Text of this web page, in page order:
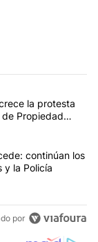
en los
vallado y bajo
la protesta
Propiedad
frente al
continúan los
y la Policía
por